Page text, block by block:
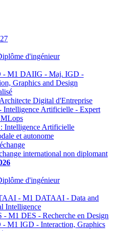
d'ingénieur
- M1 DAIIG - Maj. IGD -
Graphics and Design
Digital d'Entreprise
Intelligence Artificielle - Expert
Intelligence Artificielle
et autonome
international non diplomant
d'ingénieur
- M1 DATAAI - Data and
Intelligence
- M1 DES - Recherche en Design
M1 IGD - Interaction, Graphics